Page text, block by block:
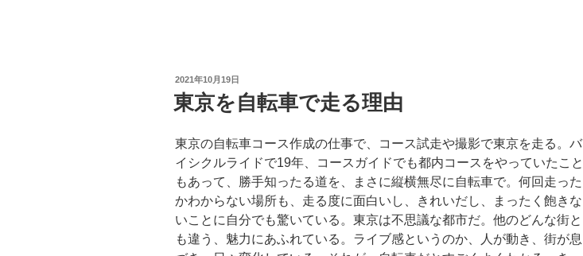
投
稿
日:
2021年10月19日
東京を自転車で走る理由
東京の自転車コース作成の仕事で、コース試走や撮影で東京を走る。バ
イシクルライドで19年、コースガイドでも都内コースをやっていたこと
もあって、勝手知ったる道を、まさに縦横無尽に自転車で。何回走った
かわからない場所も、走る度に面白いし、きれいだし、まったく飽きな
いことに自分でも驚いている。東京は不思議な都市だ。他のどんな街と
も違う、魅力にあふれている。ライブ感というのか、人が動き、街が息